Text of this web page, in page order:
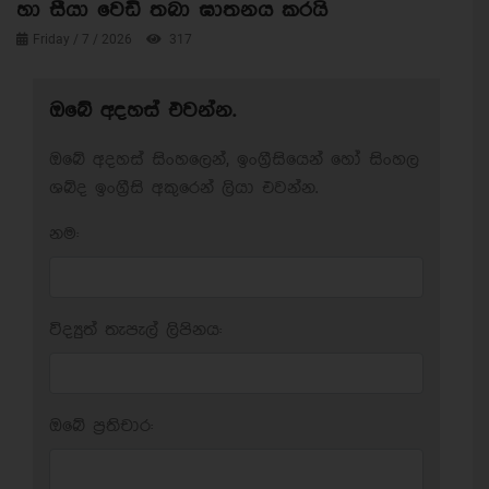
හා සීයා වෙඩි තබා ඝාතනය කරයි
Friday / 7 / 2026 317
ඔබේ අදහස් එවන්න.